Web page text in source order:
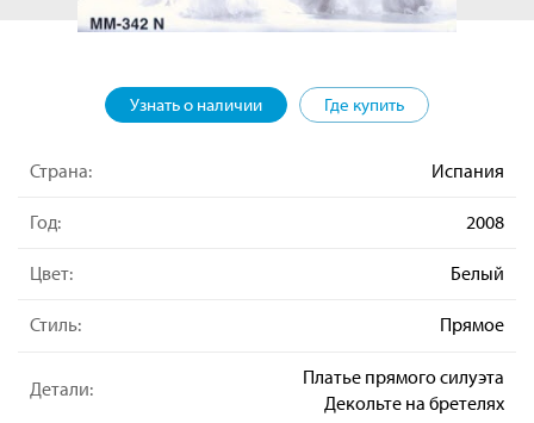
Узнать о наличии Где купить
Страна: Испания
Год: 2008
Цвет: Белый
Стиль: Прямое
Детали:
Платье прямого силуэта
Декольте на бретелях